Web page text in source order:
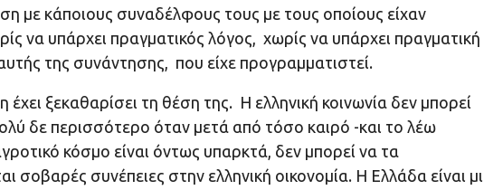
με κάποιους συναδέλφους τους με τους οποίους είχαν
να υπάρχει πραγματικός λόγος, χωρίς να υπάρχει πραγματική
της συνάντησης, που είχε προγραμματιστεί.
ξεκαθαρίσει τη θέση της. Η ελληνική κοινωνία δεν μπορεί
δε περισσότερο όταν μετά από τόσο καιρό -και το λέω
κόσμο είναι όντως υπαρκτά, δεν μπορεί να τα
σοβαρές συνέπειες στην ελληνική οικονομία. Η Ελλάδα είναι